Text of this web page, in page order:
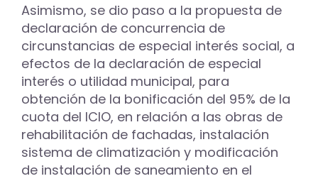
Asimismo, se dio paso a la propuesta de
declaración de concurrencia de
circunstancias de especial interés social, a
efectos de la declaración de especial
interés o utilidad municipal, para
obtención de la bonificación del 95% de la
cuota del ICIO, en relación a las obras de
rehabilitación de fachadas, instalación
sistema de climatización y modificación
de instalación de saneamiento en el